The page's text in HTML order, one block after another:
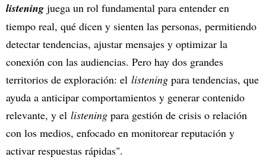
listening juega un rol fundamental para entender en
tiempo real, qué dicen y sienten las personas, permitiendo
detectar tendencias, ajustar mensajes y optimizar la
conexión con las audiencias. Pero hay dos grandes
territorios de exploración: el listening para tendencias, que
ayuda a anticipar comportamientos y generar contenido
relevante, y el listening para gestión de crisis o relación
con los medios, enfocado en monitorear reputación y
activar respuestas rápidas".